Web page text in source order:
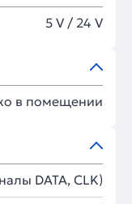
5 V / 24 V
в помещении
DATA, CLK)